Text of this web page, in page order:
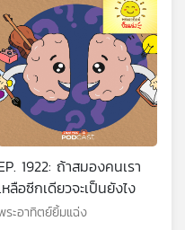
1922: ถ้าสมองคนเรา
หลือซีกเดียวจะเป็นยังไง
ระอาทิตย์ยิ้มแฉ่ง